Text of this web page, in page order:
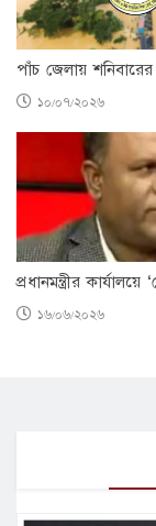
পাঁচ জেলায়
১০/০৭/২০২৬
প্রধানমন্ত্রীর
১৬/০৬/২০২৬